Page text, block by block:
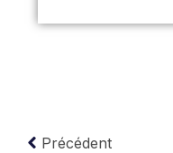
Précédent